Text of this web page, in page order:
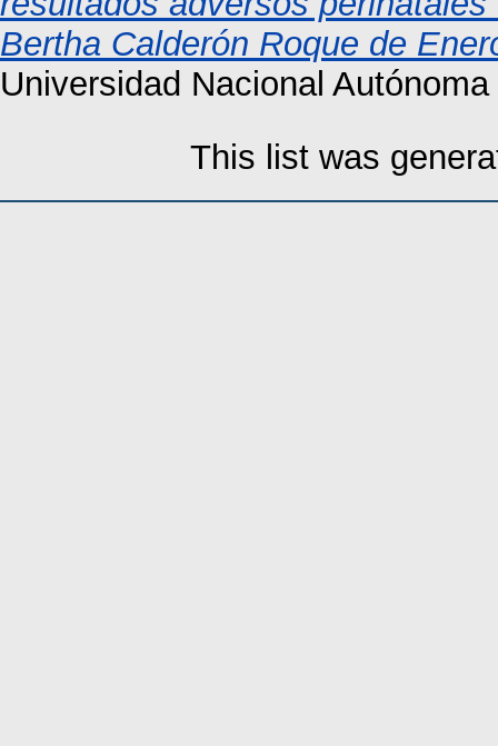
Bertha Calderón Roque de
Universidad Nacional
This list was